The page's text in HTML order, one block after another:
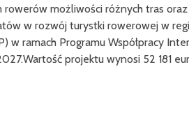
możliwości różnych tras
w rozwój turystki rowerowej w
w ramach Programu Współpracy
projektu wynosi 52 181